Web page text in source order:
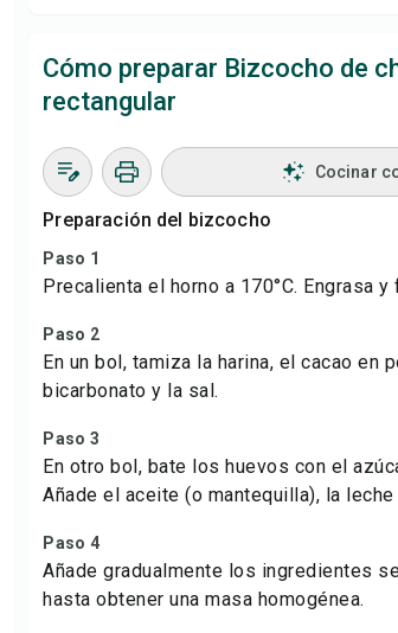
Cómo preparar Bizcocho de
rectangular
Cocinar
Preparación del bizcocho
Paso 1
Precalienta el horno a 170°C. Engrasa
Paso 2
En un bol, tamiza la harina, el cacao en
bicarbonato y la sal.
Paso 3
En otro bol, bate los huevos con el
Añade el aceite (o mantequilla), la
Paso 4
Añade gradualmente los ingredientes
hasta obtener una masa homogénea.